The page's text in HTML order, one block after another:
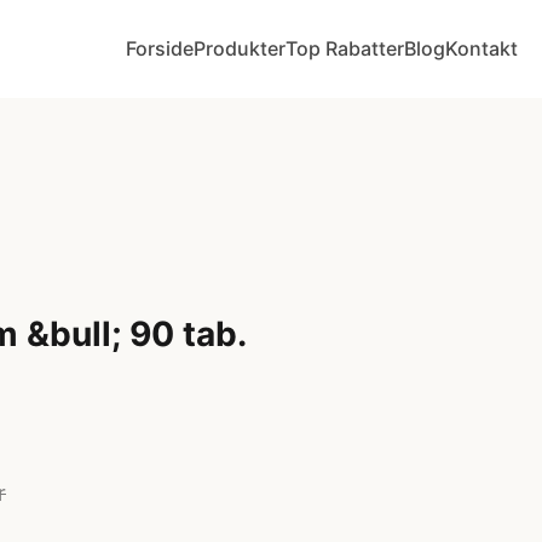
ForsideProdukterTop RabatterBlogKontakt
&bull; 90 tab.